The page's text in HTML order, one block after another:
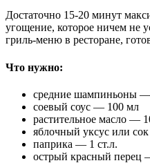
Достаточно 15-20 минут
угощение, которое ничем не
гриль-меню в ресторане,
Что нужно:
средние шампиньоны —
соевый соус — 100 мл
растительное масло —
яблочный уксус или
паприка — 1 ст.л.
острый красный перец